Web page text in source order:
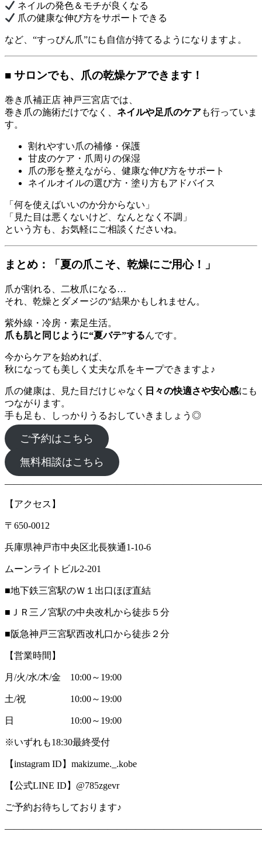
ネイルの発色＆モチが良くなる
爪の健康な伸び方をサポートできる
など、“すっぴん爪”にも自信が持てるようになりますよ。
■ サロンでも、爪の乾燥ケアできます！
巻き爪補正店 神戸三宮店では、
巻き爪の施術だけでなく、 ネイルや足爪のケアも行っていま
す。
割れやすい爪の補修・保護
甘皮のケア・爪周りの保湿
爪の形を整えながら、健康な伸び方をサポート
ネイルオイルの選び方・塗り方もアドバイス
「何を使えばいいのか分からない」
「見た目は悪くないけど、なんとなく不調」
という方も、お気軽にご相談くださいね。
まとめ：「夏の爪こそ、乾燥にご用心！」
爪が割れる、二枚爪になる…
それ、乾燥とダメージの“結果かもしれません。
紫外線・冷房・素足生活。
爪も肌と同じように“夏バテ”するんです。
今からケアを始めれば、
秋になっても美しく丈夫な爪をキープできますよ♪
爪の健康は、見た目だけじゃなく 日々の快適さや安心感にも
つながります。
手も足も、しっかりうるおしていきましょう◎
ご予約はこちら
無料相談はこちら
【アクセス】
〒650-0012
兵庫県神戸市中央区北長狭通1-10-6
ムーンライトビル2-201
■地下鉄三宮駅のＷ１出口ほぼ直結
■ＪＲ三ノ宮駅の中央改札から徒歩５分
■阪急神戸三宮駅西改札口から徒歩２分
【営業時間】
月/火/水/木/金 10:00～19:00
土/祝 10:00～19:00
日 10:00～19:00
※いずれも18:30最終受付
【instagram ID】makizume._.kobe
【公式LINE ID】@785zgevr
ご予約お待ちしております♪